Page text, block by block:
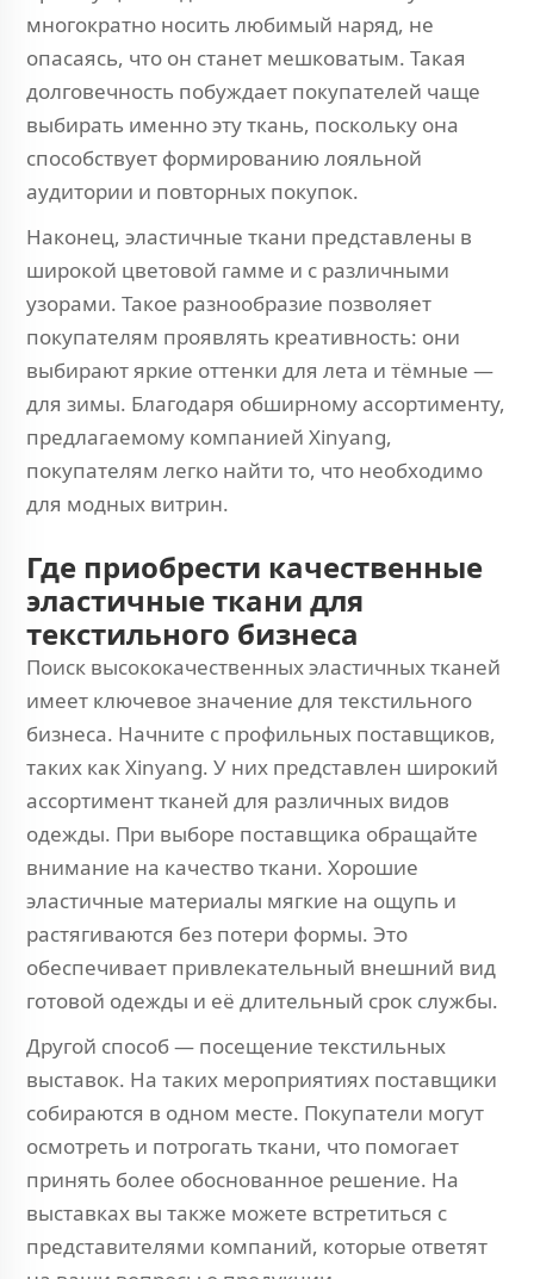
многократно носить любимый наряд, не
опасаясь, что он станет мешковатым. Такая
долговечность побуждает покупателей чаще
выбирать именно эту ткань, поскольку она
способствует формированию лояльной
аудитории и повторных покупок.
Наконец, эластичные ткани представлены в
широкой цветовой гамме и с различными
узорами. Такое разнообразие позволяет
покупателям проявлять креативность: они
выбирают яркие оттенки для лета и тёмные —
для зимы. Благодаря обширному ассортименту,
предлагаемому компанией Xinyang,
покупателям легко найти то, что необходимо
для модных витрин.
Где приобрести качественные
эластичные ткани для
текстильного бизнеса
Поиск высококачественных эластичных тканей
имеет ключевое значение для текстильного
бизнеса. Начните с профильных поставщиков,
таких как Xinyang. У них представлен широкий
ассортимент тканей для различных видов
одежды. При выборе поставщика обращайте
внимание на качество ткани. Хорошие
эластичные материалы мягкие на ощупь и
растягиваются без потери формы. Это
обеспечивает привлекательный внешний вид
готовой одежды и её длительный срок службы.
Другой способ — посещение текстильных
выставок. На таких мероприятиях поставщики
собираются в одном месте. Покупатели могут
осмотреть и потрогать ткани, что помогает
принять более обоснованное решение. На
выставках вы также можете встретиться с
представителями компаний, которые ответят